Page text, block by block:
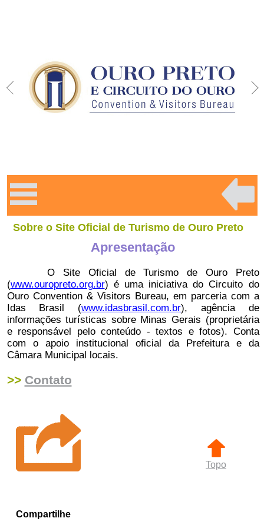
Sobre o Site Oficial de Turismo de Ouro Preto
Apresentação
O Site Oficial de Turismo de Ouro Preto
(www.ouropreto.org.br) é uma iniciativa do Circuito do
Ouro Convention & Visitors Bureau, em parceria com a
Idas Brasil (www.idasbrasil.com.br), agência de
informações turísticas sobre Minas Gerais (proprietária
e responsável pelo conteúdo - textos e fotos). Conta
com o apoio institucional oficial da Prefeitura e da
Câmara Municipal locais.
>> Contato
Topo
Compartilhe